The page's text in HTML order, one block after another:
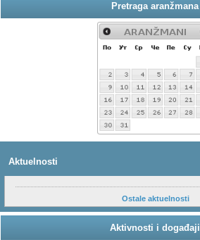
Pretraga aranžmana
Aktuelnosti
Ostale aktuelnosti
Aktivnosti i događaji